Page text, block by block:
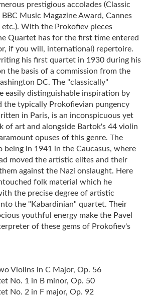
prestigious accolades (Classic
Music Magazine Award, Cannes
With the Prokofiev pieces
Quartet has for the first time entered
if you will, international) repertoire.
his first quartet in 1930 during his
the basis of a commission from the
DC. The "classically"
easily distinguishable inspiration by
the typically Prokofievian pungency
in Paris, is an inconspicuous yet
of art and alongside Bartok's 44 violin
opuses of this genre. The
being in 1941 in the Caucasus, where
moved the artistic elites and their
against the Nazi onslaught. Here
folk material which he
the precise degree of artistic
the "Kabardinian" quartet. Their
youthful energy make the Pavel
of these gems of Prokofiev's
Violins in C Major, Op. 56
No. 1 in B minor, Op. 50
No. 2 in F major, Op. 92